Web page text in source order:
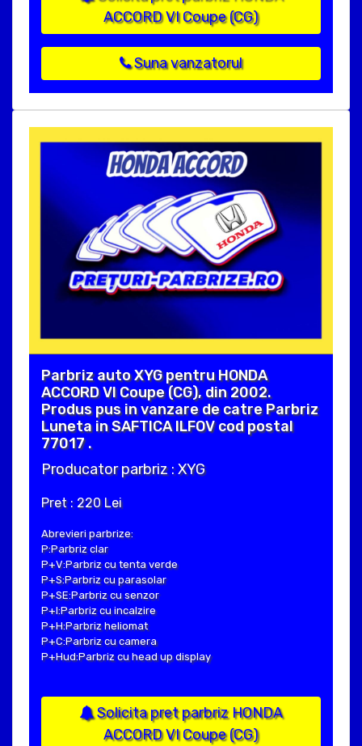
ACCORD VI Coupe (CG)
Suna vanzatorul
Parbriz auto XYG pentru HONDA
ACCORD VI Coupe (CG), din 2002.
Produs pus in vanzare de catre Parbriz
Luneta in SAFTICA ILFOV cod postal
77017 .
Producator parbriz : XYG
Pret : 220 Lei
Abrevieri parbrize:
P:Parbriz clar
P+V:Parbriz cu tenta verde
P+S:Parbriz cu parasolar
P+SE:Parbriz cu senzor
P+I:Parbriz cu incalzire
P+H:Parbriz heliomat
P+C:Parbriz cu camera
P+Hud:Parbriz cu head up display
Solicita pret parbriz HONDA
ACCORD VI Coupe (CG)